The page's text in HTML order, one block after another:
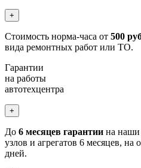
+
Стоимость норма-часа от 500
вида ремонтных работ или ТО.
Гарантии
на работы
автотехцентра
+
До 6 месяцев гарантии на наши
узлов и агрегатов 6 месяцев, на
дней.